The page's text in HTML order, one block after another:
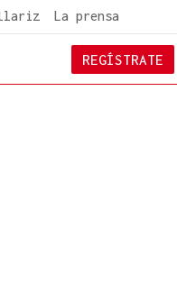
La prensa
REGÍSTRATE